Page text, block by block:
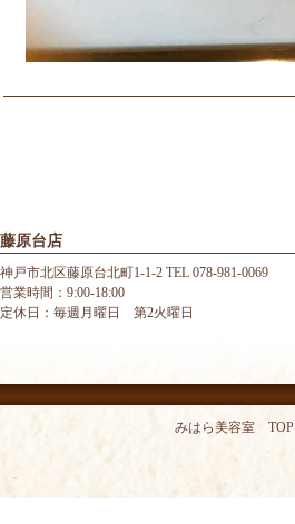
藤原台店
神戸市北区藤原台北町1-1-2 TEL 078-981-0069
営業時間：9:00-18:00
定休日：毎週月曜日 第2火曜日
みはら美容室 TOP